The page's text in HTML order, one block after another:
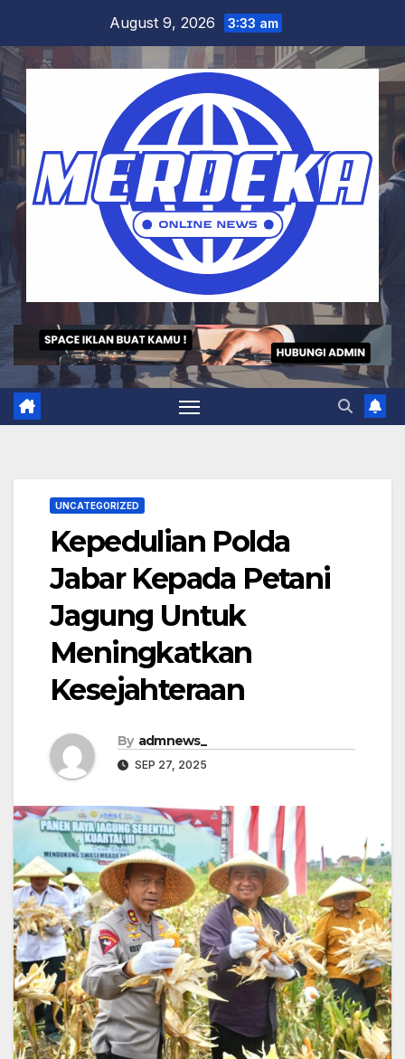
content
August 9, 2026 3:33 am
UNCATEGORIZED
Kepedulian Polda
Jabar Kepada Petani
Jagung Untuk
Meningkatkan
Kesejahteraan
By admnews_
SEP 27, 2025